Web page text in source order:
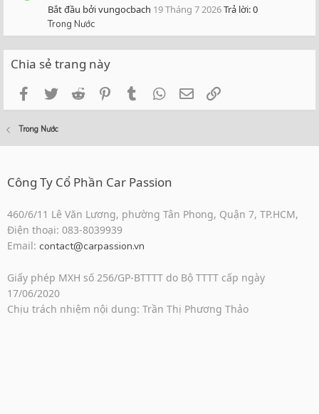
Bắt đầu bởi vungocbach 19 Tháng 7 2026Trả lời: 0
Trong Nước
Chia sẻ trang này
FacebookTwitterReddit PinterestTumblrWhatsApp
Email
Trong Nước
Công Ty Cổ Phần Car Passion
460/6/11 Lê Văn Lương, phường Tân Phong, Quận 7, TP.HCM,
Điện thoại: 083-8039939
Email: contact@carpassion.vn
Giấy phép MXH số 256/GP-BTTTT do Bộ TTTT cấp ngày
17/06/2020
Chịu trách nhiệm nội dung: Trần Thị Phương Thảo